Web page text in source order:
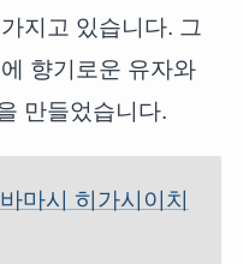
지고 있습니다. 그
향기로운 유자와
만들었습니다.
마시 히가시이치